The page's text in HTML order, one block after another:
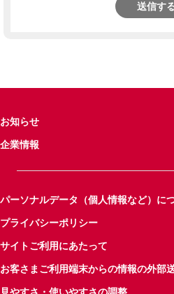
送信す
お知らせ
企業情報
パーソナルデータ（個人情報など）に
プライバシーポリシー
サイトご利用にあたって
お客さまご利用端末からの情報の外部